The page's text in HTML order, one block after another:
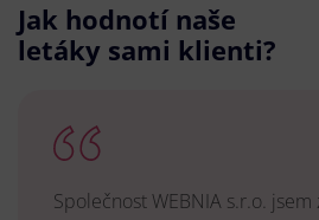
Jak hodnotí naše
letáky sami klienti?
Společnost WEBNIA s.r.o.